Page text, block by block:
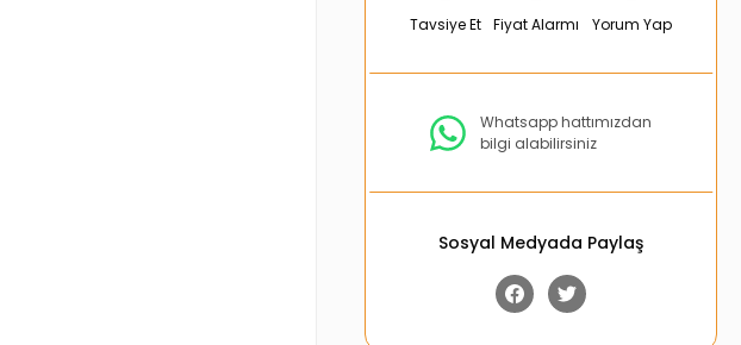
Tavsiye Et Fiyat Alarmı Yorum Yap
Whatsapp hattımızdan
bilgi alabilirsiniz
Sosyal Medyada Paylaş